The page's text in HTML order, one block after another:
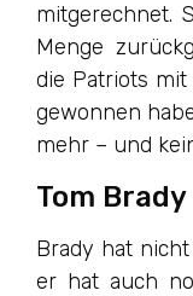
mitgerechnet.
Menge
die Patriots
gewonnen
mehr – und
Tom
Brady hat
er hat auch